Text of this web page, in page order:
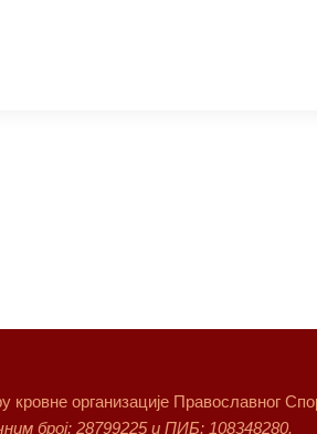
кровне организације Православног
број: 28799225 и ПИБ: 108348280.